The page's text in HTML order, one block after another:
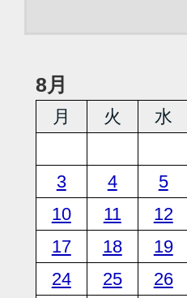
8月
月 火 水
3
4 5
10
11 12
17
18 19
24
25 26